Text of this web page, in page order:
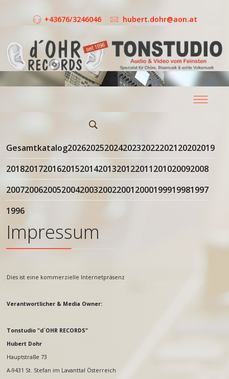
+43676/3246046 hubert.dohr@aon.at
Gesamtkatalog20262025202420232022202120202019
20182017201620152014201320122011201020092008
20072006200520042003200220012000199919981997
1996
Impressum
Dies ist eine kommerzielle Internetpräsenz
Verantwortlicher & Media Owner:
Tonstudio "d`OHR RECORDS"
Hubert Dohr
Hauptstraße 73
A-9431 St. Stefan im Lavanttal Österreich